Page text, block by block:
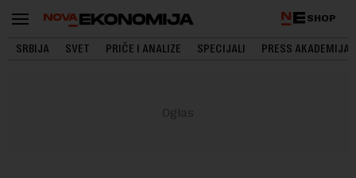
SHOP
SRBIJA SVET PRIČE I ANALIZE SPECIJALI PRESS AKADEMIJA